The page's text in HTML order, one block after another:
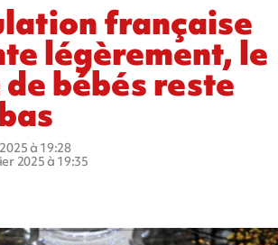
française
légèrement, le
bébés reste
à 19:28
2025 à 19:35